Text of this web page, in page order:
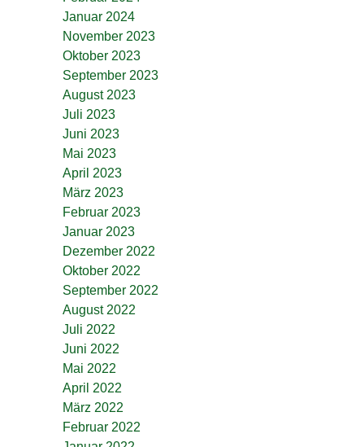
Januar 2024
November 2023
Oktober 2023
September 2023
August 2023
Juli 2023
Juni 2023
Mai 2023
April 2023
März 2023
Februar 2023
Januar 2023
Dezember 2022
Oktober 2022
September 2022
August 2022
Juli 2022
Juni 2022
Mai 2022
April 2022
März 2022
Februar 2022